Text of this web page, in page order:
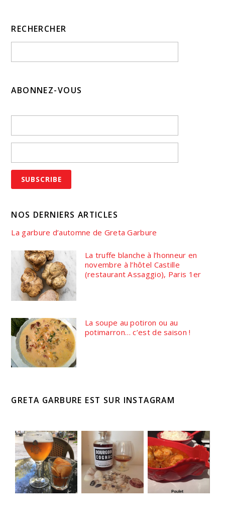
RECHERCHER
ABONNEZ-VOUS
NOS DERNIERS ARTICLES
La garbure d’automne de Greta Garbure
La truffe blanche à l’honneur en
novembre à l’hôtel Castille
(restaurant Assaggio), Paris 1er
La soupe au potiron ou au
potimarron… c’est de saison !
GRETA GARBURE EST SUR INSTAGRAM